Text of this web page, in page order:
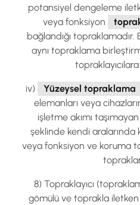
potansiyel dengeleme
veya fonksiyon
bağlandığı
aynı topraklama
iv) Yüzeysel topraklama
elemanları veya
işletme akımı
şeklinde kendi aralarında
veya fonksiyon ve koruma
8) Topraklayıcı
gömülü ve toprakla iletken